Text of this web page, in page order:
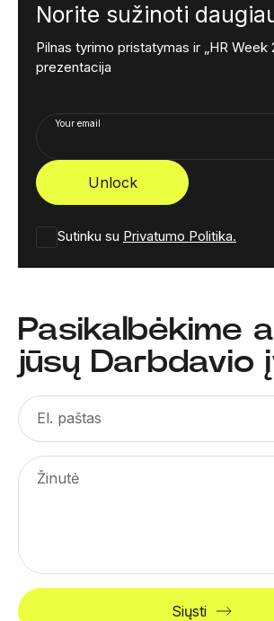
Norite sužinoti
Pilnas tyrimo pristatymas ir „HR Week
prezentacija
Your email
Unlock
Sutinku su Privatumo Politika.
Pasikalbėkime
jūsų Darbdavio
El. paštas
Žinutė
Siųsti